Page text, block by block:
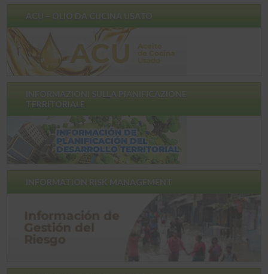
ACU – OLIO DA CUCINA USATO
TERRITORIALE
INFORMATION RISK MANAGEMENT